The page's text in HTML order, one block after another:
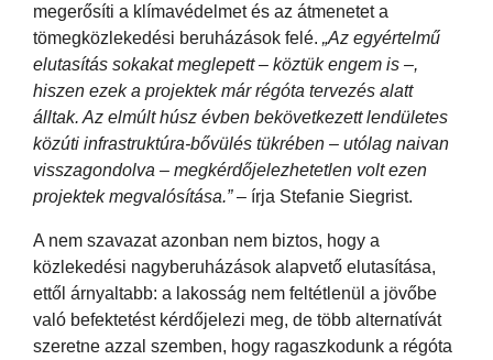
megerősíti a klímavédelmet és az átmenetet a
tömegközlekedési beruházások felé. „Az egyértelmű
elutasítás sokakat meglepett – köztük engem is –,
hiszen ezek a projektek már régóta tervezés alatt
álltak. Az elmúlt húsz évben bekövetkezett lendületes
közúti infrastruktúra-bővülés tükrében – utólag naivan
visszagondolva – megkérdőjelezhetetlen volt ezen
projektek megvalósítása.”– írja Stefanie Siegrist.
A nem szavazat azonban nem biztos, hogy a
közlekedési nagyberuházások alapvető elutasítása,
ettől árnyaltabb: a lakosság nem feltétlenül a jövőbe
való befektetést kérdőjelezi meg, de több alternatívát
szeretne azzal szemben, hogy ragaszkodunk a régóta